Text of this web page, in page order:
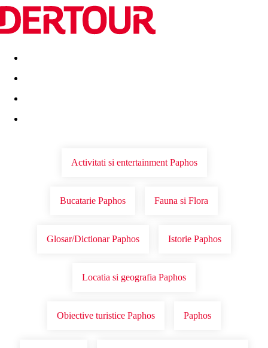
Destinatii Vacanta perfecta OFERTE DE NERATAT
Activitati si entertainment Paphos
Bucatarie Paphos Fauna si Flora
Glosar/Dictionar Paphos Istorie Paphos
Locatia si geografia Paphos
Obiective turistice Paphos Paphos